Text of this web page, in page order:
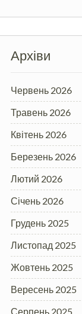
Архіви
Червень 2026
Травень 2026
Квітень 2026
Березень 2026
Лютий 2026
Січень 2026
Грудень 2025
Листопад 2025
Жовтень 2025
Вересень 2025
Серпень 2025